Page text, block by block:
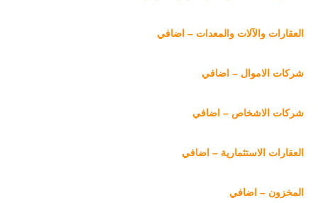
العقارات والآلات والمعدات – اضافي
شركات الاموال – اضافي
شركات الاشخاص – اضافي
العقارات الاستثمارية – اضافي
المخزون – اضافي